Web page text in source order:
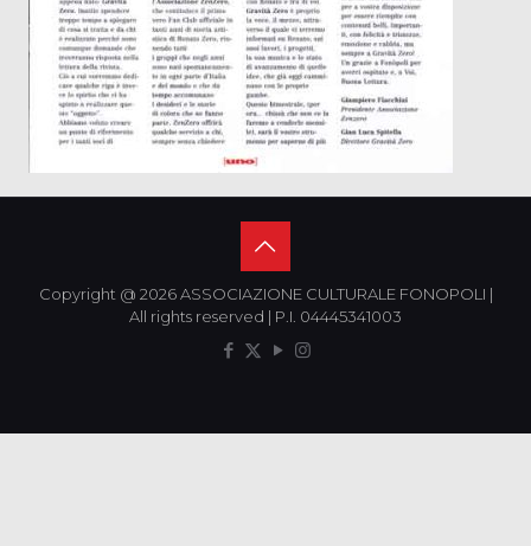
Copyright @ 2026 ASSOCIAZIONE CULTURALE FONOPOLI |
All rights reserved | P.I. 04445341003